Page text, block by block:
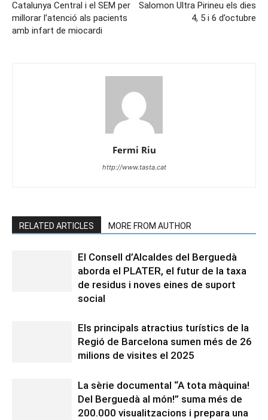
Catalunya Central i el SEM per
millorar l’atenció als pacients
amb infart de miocardi
Salomon Ultra Pirineu els dies
4, 5 i 6 d’octubre
Fermi Riu
http://www.tasta.cat
RELATED ARTICLES MORE FROM AUTHOR
El Consell d’Alcaldes del Berguedà
aborda el PLATER, el futur de la taxa
de residus i noves eines de suport
social
Els principals atractius turístics de la
Regió de Barcelona sumen més de 26
milions de visites el 2025
La sèrie documental “A tota màquina!
Del Berguedà al món!” suma més de
200.000 visualitzacions i prepara una